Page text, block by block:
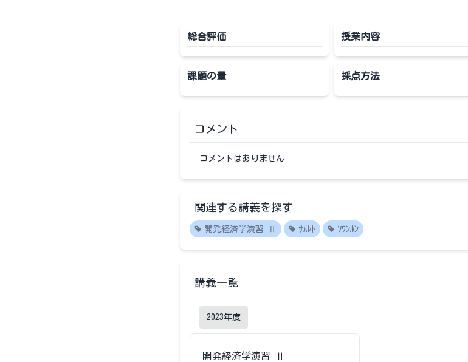
総合評価 授業内容
課題の量 採点方法
コメント
コメントはありません
関連する講義を探す
開発経済学演習 Ⅱ ｻﾑﾚﾄ ｿﾜﾝﾙﾝ
講義一覧
2023年度
開発経済学演習 Ⅱ